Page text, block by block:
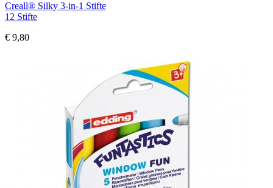
Creall® Silky 3-in-1 Stifte
12 Stifte
€ 9,80